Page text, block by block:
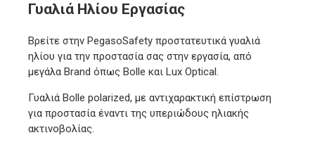
Γυαλιά Ηλίου Εργασίας
Βρείτε στην PegasoSafety προστατευτικά γυαλιά
ηλίου για την προστασία σας στην εργασία, από
μεγάλα Brand όπως Bolle και Lux Optical.
Γυαλιά Bolle polarized, με αντιχαρακτική επίστρωση
για προστασία έναντι της υπεριώδους ηλιακής
ακτινοβολίας.